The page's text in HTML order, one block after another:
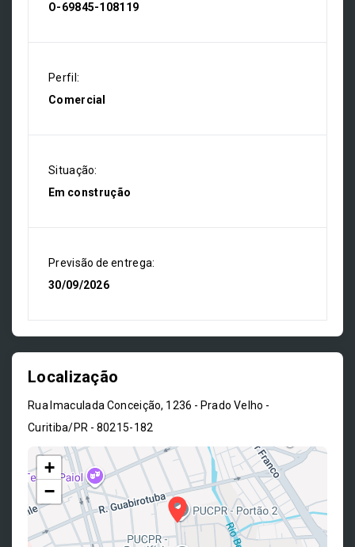
O-69845-108119
Perfil:
Comercial
Situação:
Em construção
Previsão de entrega:
30/09/2026
Localização
Rua Imaculada Conceição, 1236 - Prado Velho -
Curitiba/PR - 80215-182
+
−